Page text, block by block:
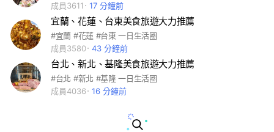
成員3611
17 分鐘前
宜蘭、花蓮、台東美食旅遊大力推薦
#宜蘭 #花蓮 #台東 一日生活圈
成員3580
43 分鐘前
台北、新北、基隆美食旅遊大力推薦
#台北 #新北 #基隆 一日生活圈
成員4036
16 分鐘前